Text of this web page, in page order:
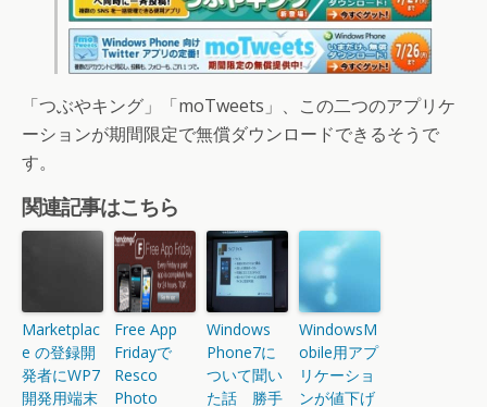
「つぶやキング」「moTweets」、この二つのアプリケ
ーションが期間限定で無償ダウンロードできるそうで
す。
関連記事はこちら
Marketplac
e の登録開
発者にWP7
開発用端末
Free App
Fridayで
Resco
Photo
Windows
Phone7に
ついて聞い
た話 勝手
WindowsM
obile用アプ
リケーショ
ンが値下げ